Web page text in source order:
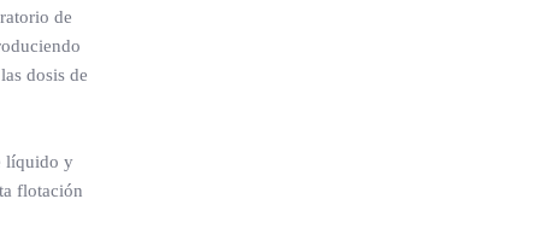
de
dosis de
líquido y
flotación